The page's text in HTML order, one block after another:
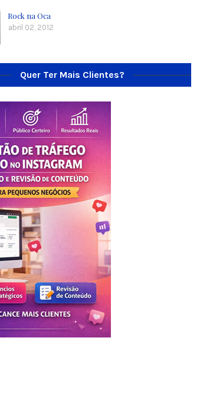
Rock na Oca
abril 02, 2012
Quer Ter Mais Clientes?